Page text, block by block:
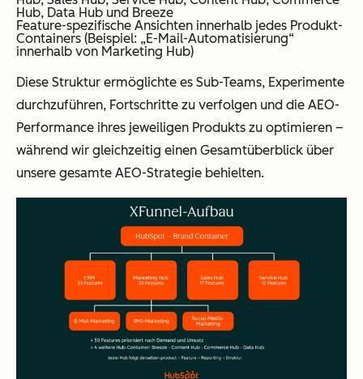
Hub, Data Hub und Breeze
Feature-spezifische Ansichten innerhalb jedes Produkt-
Containers (Beispiel: „E-Mail-Automatisierung“
innerhalb von Marketing Hub)
Diese Struktur ermöglichte es Sub-Teams, Experimente
durchzuführen, Fortschritte zu verfolgen und die AEO-
Performance ihres jeweiligen Produkts zu optimieren –
während wir gleichzeitig einen Gesamtüberblick über
unsere gesamte AEO-Strategie behielten.